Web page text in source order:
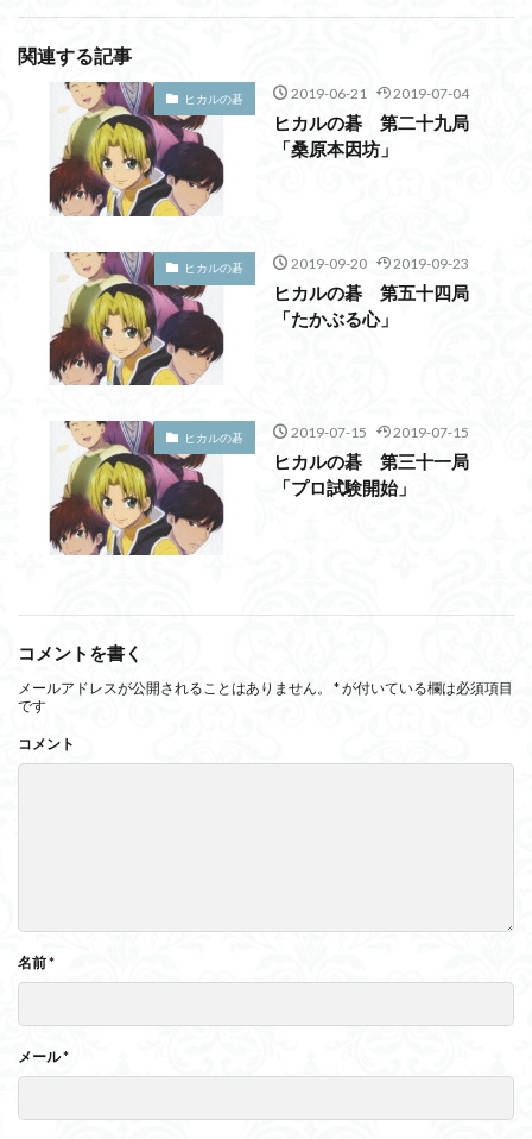
関連する記事
ヒカルの碁 2019-06-21 2019-07-04
ヒカルの碁 第二十九局
「桑原本因坊」
ヒカルの碁 2019-09-20 2019-09-23
ヒカルの碁 第五十四局
「たかぶる心」
ヒカルの碁 2019-07-15 2019-07-15
ヒカルの碁 第三十一局
「プロ試験開始」
コメントを書く
メールアドレスが公開されることはありません。 *が付いている欄は必須項目
です
コメント
名前*
メール*